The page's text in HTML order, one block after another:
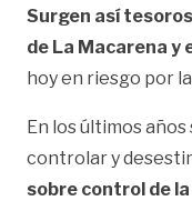
Surgen así
de La Macarena y
hoy en riesgo por
En los últimos
controlar y
sobre control de